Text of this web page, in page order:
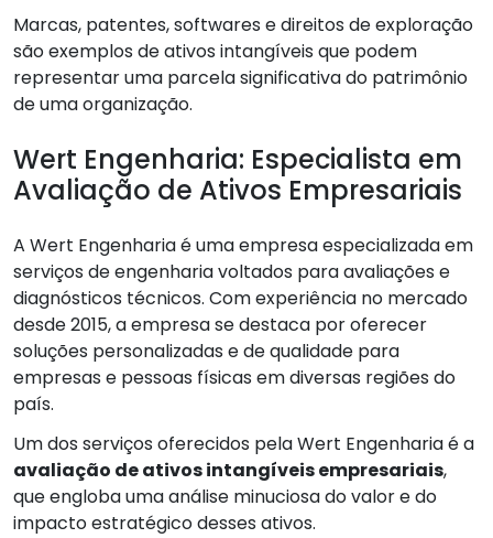
Marcas, patentes, softwares e direitos de exploração
são exemplos de ativos intangíveis que podem
representar uma parcela significativa do patrimônio
de uma organização.
Wert Engenharia: Especialista em
Avaliação de Ativos Empresariais
A Wert Engenharia é uma empresa especializada em
serviços de engenharia voltados para avaliações e
diagnósticos técnicos. Com experiência no mercado
desde 2015, a empresa se destaca por oferecer
soluções personalizadas e de qualidade para
empresas e pessoas físicas em diversas regiões do
país.
Um dos serviços oferecidos pela Wert Engenharia é a
avaliação de ativos intangíveis empresariais,
que engloba uma análise minuciosa do valor e do
impacto estratégico desses ativos.